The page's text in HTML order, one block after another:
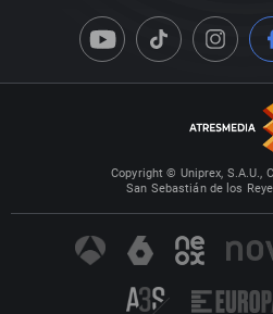
Copyright © Uniprex, S.A.U.,
San Sebastián de los